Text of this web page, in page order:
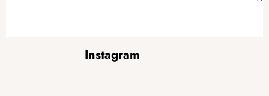
Instagram